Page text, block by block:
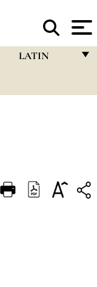
LATIN
DEUTSCH